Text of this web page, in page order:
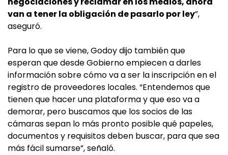
van a tener la obligación de pasarlo por ley”,
aseguró.
Para lo que se viene, Godoy dijo también que
esperan que desde Gobierno empiecen a darles
información sobre cómo va a ser la inscripción en el
registro de proveedores locales. “Entendemos que
tienen que hacer una plataforma y que eso va a
demorar, pero buscamos que los socios de las
cámaras sepan lo más pronto posible qué papeles,
documentos y requisitos deben buscar, para que sea
más fácil sumarse”, señaló.